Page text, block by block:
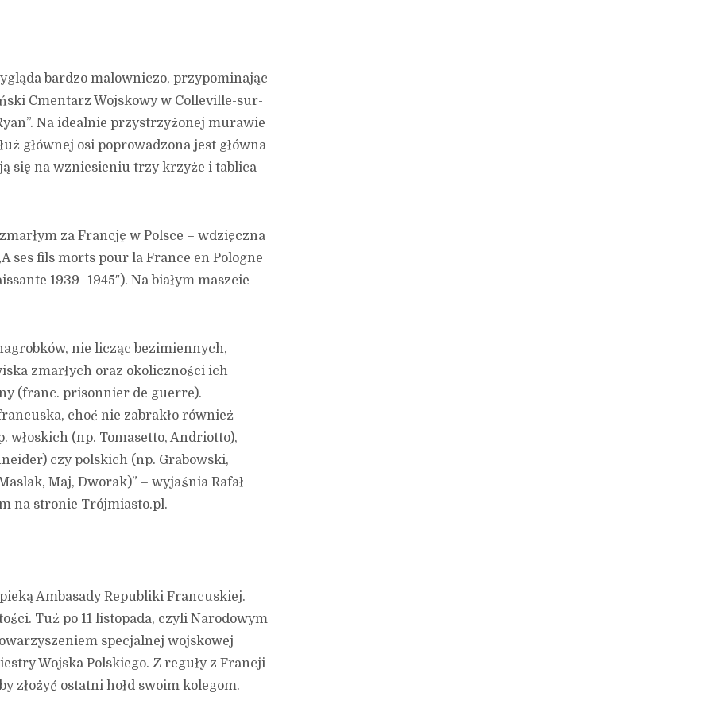
bardzo malowniczo, przypominając
Cmentarz Wojskowy w Colleville-sur-
Na idealnie przystrzyżonej murawie
głównej osi poprowadzona jest główna
się na wzniesieniu trzy krzyże i tablica
za Francję w Polsce – wdzięczna
ses fils morts pour la France en Pologne
1939 -1945″). Na białym maszcie
nie licząc bezimiennych,
zmarłych oraz okoliczności ich
(franc. prisonnier de guerre).
choć nie zabrakło również
(np. Tomasetto, Andriotto),
czy polskich (np. Grabowski,
Maj, Dworak)” – wyjaśnia Rafał
na stronie Trójmiasto.pl.
Ambasady Republiki Francuskiej.
Tuż po 11 listopada, czyli Narodowym
specjalnej wojskowej
Wojska Polskiego. Z reguły z Francji
złożyć ostatni hołd swoim kolegom.